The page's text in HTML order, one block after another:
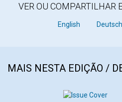
VER OU COMPARTILHAR
English Deutsch
MAIS NESTA EDIÇÃO /